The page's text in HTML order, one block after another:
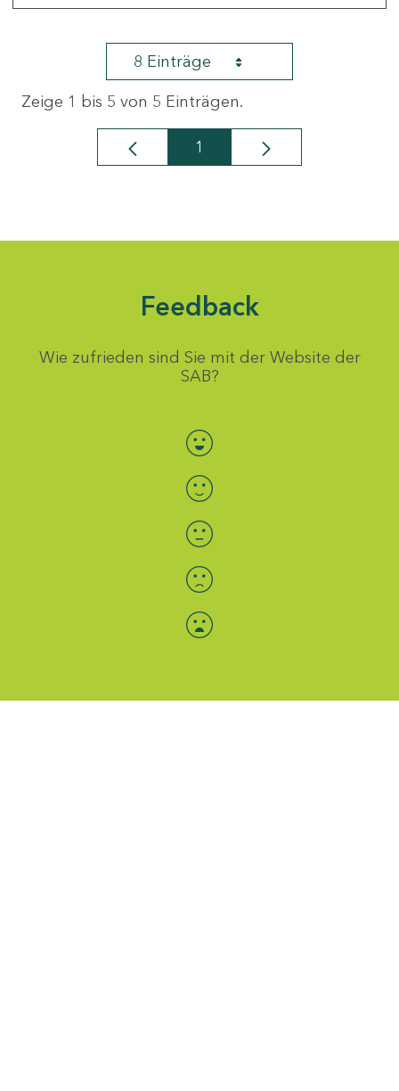
8 Einträge
Zeige 1 bis 5 von 5 Einträgen.
Seite
1
Feedback
Wie zufrieden sind Sie mit der Website der
SAB?
Bewertung auswählen